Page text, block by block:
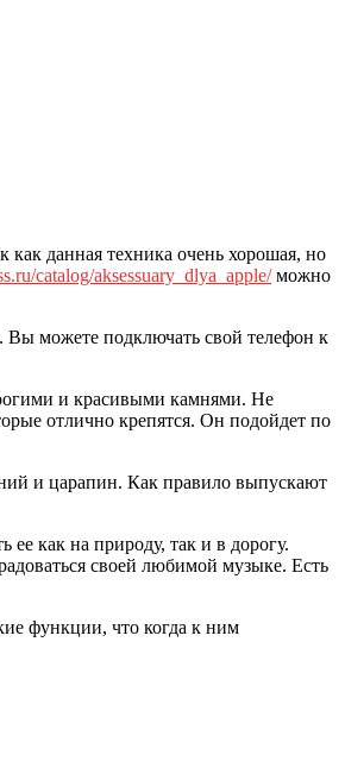
как данная техника очень хорошая, но
catalog/aksessuary_dlya_apple/можно
Вы можете подключать свой телефон к
и красивыми камнями. Не
отлично крепятся. Он подойдет по
и царапин. Как правило выпускают
как на природу, так и в дорогу.
своей любимой музыке. Есть
функции, что когда к ним